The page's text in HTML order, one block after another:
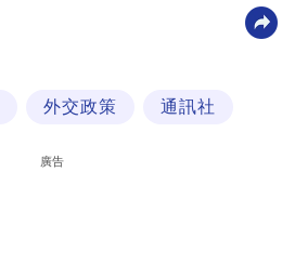
外交政策 通訊社
廣告